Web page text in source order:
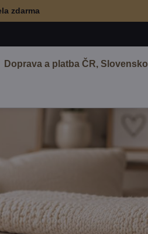
zdarma
Doprava a platba ČR, Slovensko